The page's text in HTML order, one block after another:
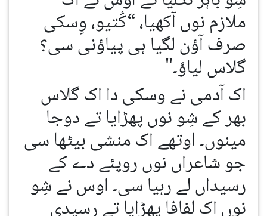
ملازم نوں آکھیا، “کُتیو، وِسکی
صرف آؤن لگیا ہی پیاؤنی سی؟
گلاس لیاؤ۔"
اک آدمی نے وسکی دا اک گلاس
بھر کے شِو نوں پھڑایا تے دوجا
مینوں۔ اوتھے اک منشی بیٹھا سی
جو شاعراں نوں روپئے دے کے
رسیداں لے رہیا سی۔ اوس نے شِو
نوں اک لفافا پھڑایا تے رسیدی